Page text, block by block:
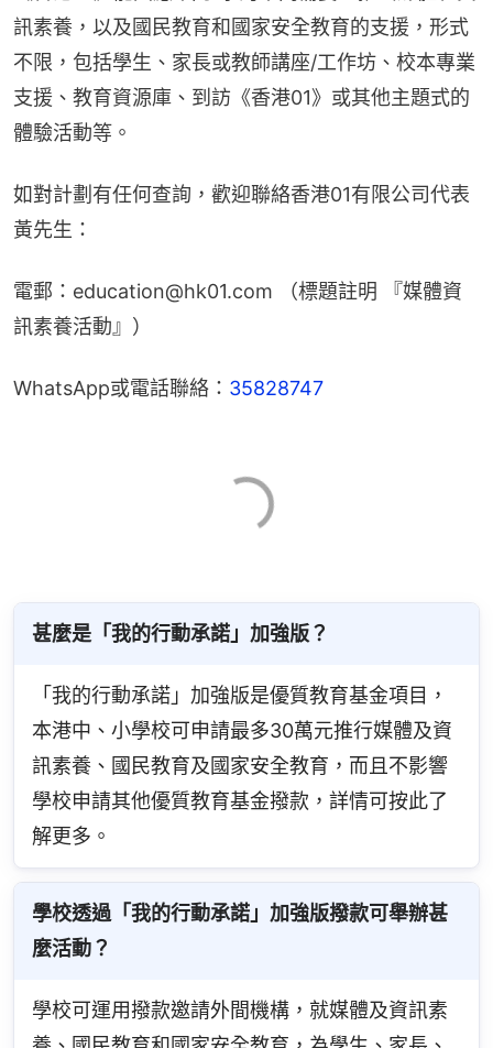
訊素養，以及國民教育和國家安全教育的支援，形式
不限，包括學生、家長或教師講座/工作坊、校本專業
支援、教育資源庫、到訪《香港01》或其他主題式的
體驗活動等。
如對計劃有任何查詢，歡迎聯絡香港01有限公司代表
黃先生：
電郵：education@hk01.com （標題註明 『媒體資
訊素養活動』）
WhatsApp或電話聯絡： 35828747
甚麼是「我的行動承諾」加強版？
「我的行動承諾」加強版是優質教育基金項目，
本港中、小學校可申請最多30萬元推行媒體及資
訊素養、國民教育及國家安全教育，而且不影響
學校申請其他優質教育基金撥款，詳情可按此了
解更多。
學校透過「我的行動承諾」加強版撥款可舉辦甚
麼活動？
學校可運用撥款邀請外間機構，就媒體及資訊素